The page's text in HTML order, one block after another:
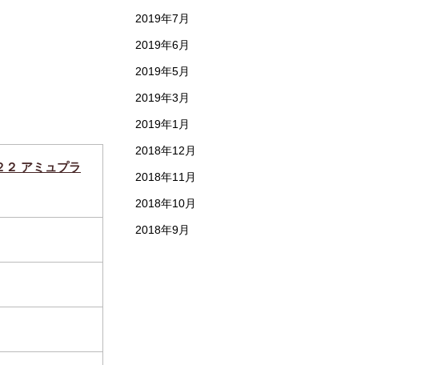
２ アミュプラ
2019年7月
2019年6月
2019年5月
2019年3月
2019年1月
2018年12月
2018年11月
2018年10月
2018年9月